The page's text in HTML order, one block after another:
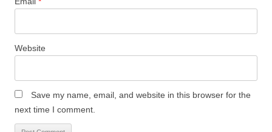
Website
Save my name, email, and website in this browser for the
next time I comment.